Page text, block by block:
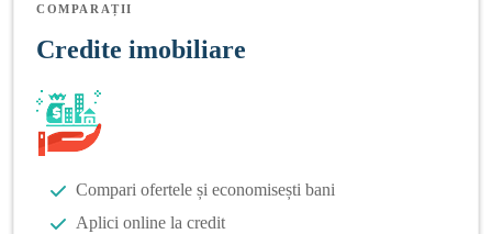
COMPARAȚII
Credite imobiliare
Compari ofertele și economisești bani
Aplici online la credit